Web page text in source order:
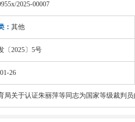
2025-00007
： 其他
〔2025〕5号
26
局关于认证朱丽萍等同志为国家等级裁判员